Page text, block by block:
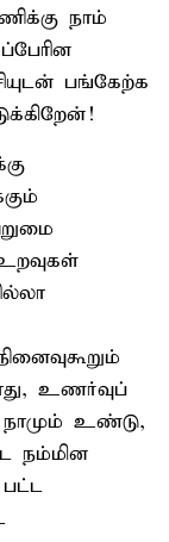
நாம்
பங்கேற்க
உணர்வுப்
நாமும் உண்டு,
நம்மின